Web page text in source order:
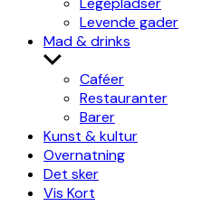
Levende gader
Mad & drinks
Show
sub
menu
Caféer
Restauranter
Barer
Kunst & kultur
Overnatning
Det sker
Vis Kort